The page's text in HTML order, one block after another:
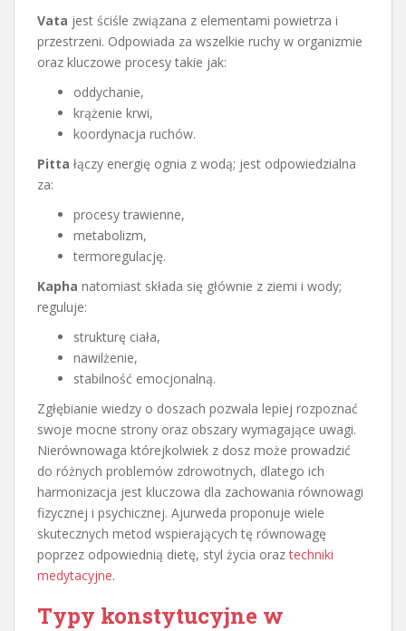
Vata jest ściśle związana z elementami powietrza i
przestrzeni. Odpowiada za wszelkie ruchy w organizmie
oraz kluczowe procesy takie jak:
oddychanie,
krążenie krwi,
koordynacja ruchów.
Pitta łączy energię ognia z wodą; jest odpowiedzialna
za:
procesy trawienne,
metabolizm,
termoregulację.
Kapha natomiast składa się głównie z ziemi i wody;
reguluje:
strukturę ciała,
nawilżenie,
stabilność emocjonalną.
Zgłębianie wiedzy o doszach pozwala lepiej rozpoznać
swoje mocne strony oraz obszary wymagające uwagi.
Nierównowaga którejkolwiek z dosz może prowadzić
do różnych problemów zdrowotnych, dlatego ich
harmonizacja jest kluczowa dla zachowania równowagi
fizycznej i psychicznej. Ajurweda proponuje wiele
skutecznych metod wspierających tę równowagę
poprzez odpowiednią dietę, styl życia oraztechniki
medytacyjne.
Typy konstytucyjne w